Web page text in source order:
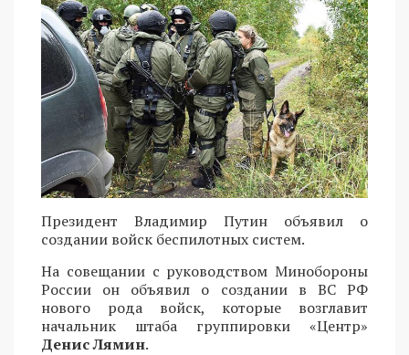
Президент Владимир Путин объявил о
создании войск беспилотных систем.
На совещании с руководством Минобороны
России он объявил о создании в ВС РФ
нового рода войск, которые возглавит
начальник штаба группировки «Центр»
Денис Лямин.